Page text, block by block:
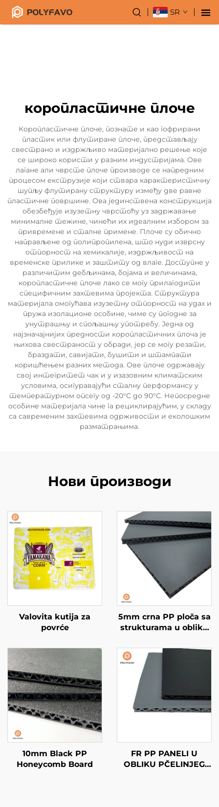
SR
коропластичне плоче
Коропластичне плоче, познате и као гофрирани
пластик или флутиране плоче, представљају
свестрано и издржљиво материјално решење које
се широко користи у разним индустријама. Ове
лагане али чврсте плоче производе се напредним
процесом екструзије који ствара карактеристичну
шупљу флутирану структуру између две равне
пластичне површине. Ова јединствена конструкција
обезбеђује изузетну чврстоћу уз задржавање
минималне тежине, чинећи их идеалним избором за
привремене и сталне примене. Плоче су обично
направљене од полипропилена, што нуди изврсну
отпорност на хемикалије, издржљивост на
временске прилике и заштиту од влаге. Доступне у
различитим дебљинама, бојама и величинама,
коропластичне плоче лако се могу прилагодити
специфичним захтевима пројекта. Структура
материјала омогућава изузетну отпорност на удах и
пружа изолационе особине, чиме су погодне за
унутрашњу и спољашњу употребу. Једна од
најзначајнијих предности коропластичних плоча је
њихова свестраност у обради, јер се могу резати,
браздати, савијати, бушити и штампати
коришћењем разних метода. Ове плоче одржавају
свој интегритет чак и у изазовним климатским
условима, осигуравајући сталну перформансу у
температурном опсегу од -20°C до 90°C. Непосредне
особине материјала чине га рециклирајућим, у складу
са савременим захтевима одрживости и еколошким
разматрањима.
Нови производи
Valovita kutija za
povrće
5mm crna PP ploča sa
strukturama u obliku
oblogu kombija
10mm Black PP
Honeycomb Board
FR PP PANELI U
OBLIKU PČELINJEG